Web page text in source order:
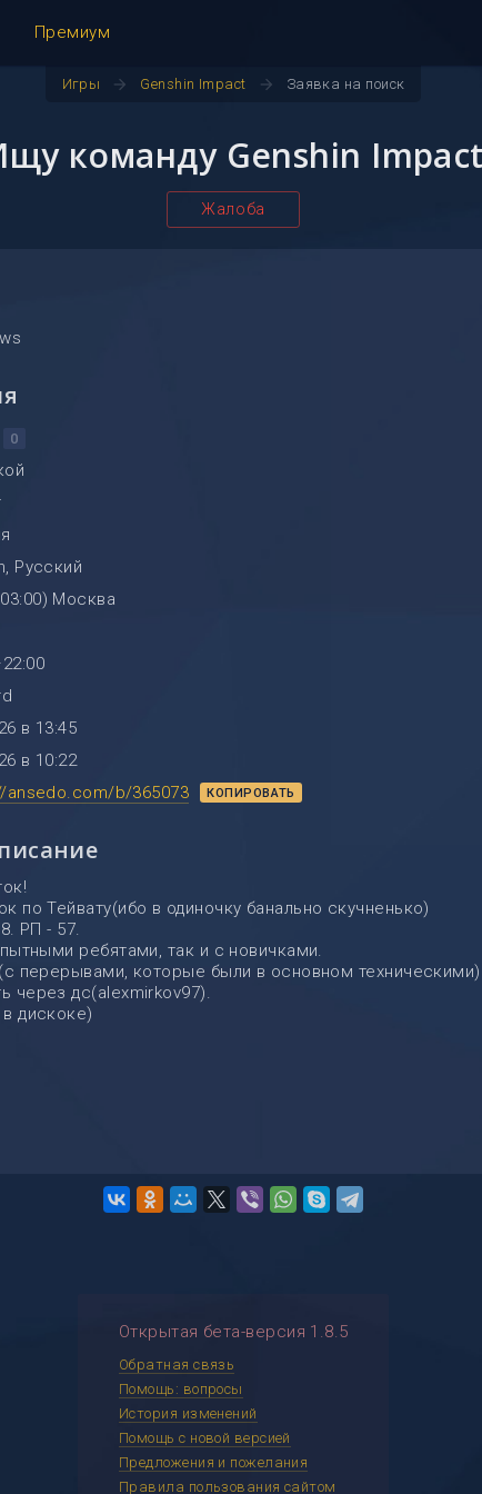
Премиум
Игры arrow_forward Genshin Impact arrow_forward Заявка на поиск
команду Genshin
Жалоба
0
Русский
Москва
в 13:45
в 10:22
ansedo.com/b/365073 КОПИРОВАТЬ
по Тейвату(ибо в одиночку банально скучненько)
РП - 57.
ребятами, так и с новичками.
перерывами, которые были в основном
через дс(alexmirkov97).
дискоке)
Открытая бета-версия 1.8.5
Обратная связь
Помощь: вопросы
История изменений
Помощь с новой версией
Предложения и пожелания
Правила пользования сайтом